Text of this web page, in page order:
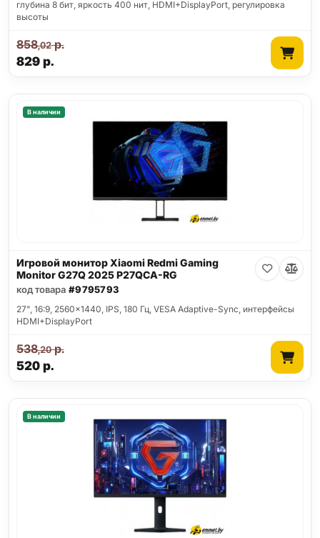
глубина 8 бит, яркость 400 нит, HDMI+DisplayPort, регулировка
высоты
829р.
858,02р.
В наличии
Игровой монитор Xiaomi Redmi Gaming
Monitor G27Q 2025 P27QCA-RG
код товара #9795793
27", 16:9, 2560x1440, IPS, 180 Гц, VESA Adaptive-Sync, интерфейсы
HDMI+DisplayPort
520р.
538,20р.
В наличии